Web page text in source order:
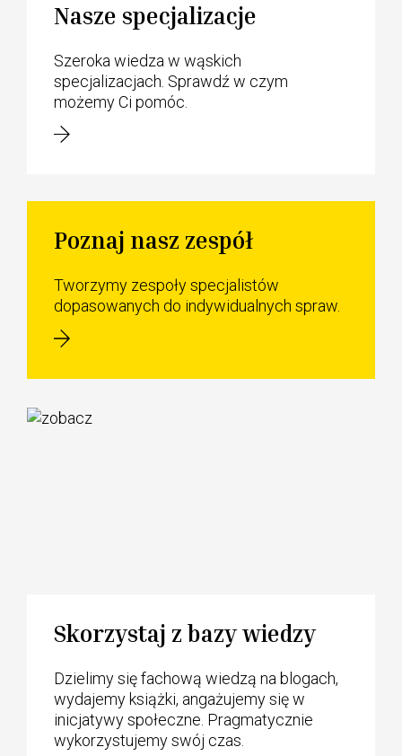
Nasze specjalizacje
Szeroka wiedza w wąskich
specjalizacjach. Sprawdź w czym
możemy Ci pomóc.
Poznaj nasz zespół
Tworzymy zespoły specjalistów
dopasowanych do indywidualnych spraw.
Skorzystaj z bazy wiedzy
Dzielimy się fachową wiedzą na blogach,
wydajemy książki, angażujemy się w
inicjatywy społeczne. Pragmatycznie
wykorzystujemy swój czas.